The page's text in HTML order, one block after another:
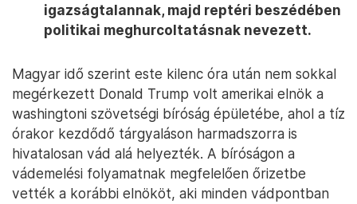
igazságtalannak, majd reptéri beszédében
politikai meghurcoltatásnak nevezett.
Magyar idő szerint este kilenc óra után nem sokkal
megérkezett Donald Trump volt amerikai elnök a
washingtoni szövetségi bíróság épületébe, ahol a tíz
órakor kezdődő tárgyaláson harmadszorra is
hivatalosan vád alá helyezték. A bíróságon a
vádemelési folyamatnak megfelelően őrizetbe
vették a korábbi elnököt, aki minden vádpontban